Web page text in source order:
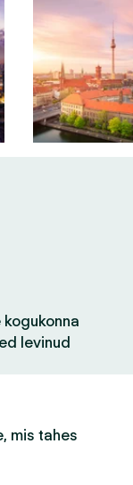
levinud
mis tahes